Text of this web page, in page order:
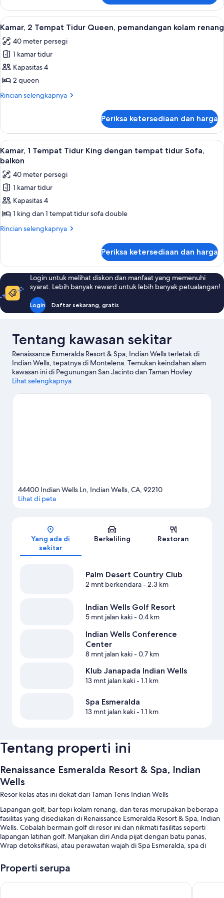
(Hearing
Accessible)
Kamar,
Tempat
Queen,
pemandangan
lapangan
golf
(Hearing
Lihat
semua
foto
untuk
Kamar,
2
Tempat
pemandangan
kolam
renang
Seprai premium, bantalan ekstra
6
Kamar, 2 Tempat Tidur Queen, pemandangan kolam renang
40 meter persegi
1 kamar tidur
Kapasitas 4
2 queen
Rincian selengkapnya
Rincian
Kamar,
Tempat
Tidur
pemandangan
kolam
renang
Periksa ketersediaan dan harga
Lihat
semua
foto
untuk
Kamar,
1
Tempat
Tidur
tempat
tidur
Sofa,
balkon
Seprai premium, bantalan ekstra
5
Kamar, 1 Tempat Tidur King dengan tempat tidur Sofa,
balkon
40 meter persegi
1 kamar tidur
Kapasitas 4
1 king dan 1 tempat tidur sofa double
Rincian selengkapnya
Rincian
Kamar,
Tempat
Tidur
King
dengan
Sofa,
balkon
Periksa ketersediaan dan harga
Login untuk melihat diskon dan manfaat yang memenuhi
syarat. Lebih banyak reward untuk lebih banyak petualangan!
Login Daftar sekarang, gratis
Tentang kawasan sekitar
Renaissance Esmeralda Resort & Spa, Indian Wells terletak di
Indian Wells, tepatnya di Montelena. Temukan keindahan alam
kawasan ini di Pegunungan San Jacinto dan Taman Hovley
Soccer, atau kunjungi sejumlah objek wisata terkenal seperti
Living Desert. Ingin menikmati suatu kegiatan atau permainan?
Lihat selengkapnya
Peta
44400 Indian Wells Ln, Indian Wells, CA, 92210
Lihat di peta
Yang ada di
sekitar
Berkeliling Restoran
Palm Desert Country Club
2 mnt berkendara- 2.3 km
Indian Wells Golf Resort
5 mnt jalan kaki- 0.4 km
Indian Wells Conference
Center
8 mnt jalan kaki- 0.7 km
Klub Janapada Indian Wells
13 mnt jalan kaki- 1.1 km
Spa Esmeralda
13 mnt jalan kaki- 1.1 km
Tentang properti ini
Renaissance Esmeralda Resort & Spa, Indian
Wells
Resor kelas atas ini dekat dari Taman Tenis Indian Wells
Lapangan golf, bar tepi kolam renang, dan teras merupakan beberapa
fasilitas yang disediakan di Renaissance Esmeralda Resort & Spa, Indian
Wells. Cobalah bermain golf di resor ini dan nikmati fasilitas seperti
lapangan latihan golf. Manjakan diri Anda pijat dengan batu panas,
Wrap detoksifikasi, atau perawatan wajah di Spa Esmeralda, spa di
makan siang, makan malam, dan masakan Amerika. Kelas aerobik dan
kelas yoga ditawarkan di Pusat kebugaran 24 jam; Renaissance
Esmeralda Resort & Spa, Indian Wells juga memiliki lubang perapian,
kedai kopi/kafe, dan taman. Tamu juga dapat menemukan layanan
Properti serupa
Omni Rancho Las Palmas Resort & Spa The